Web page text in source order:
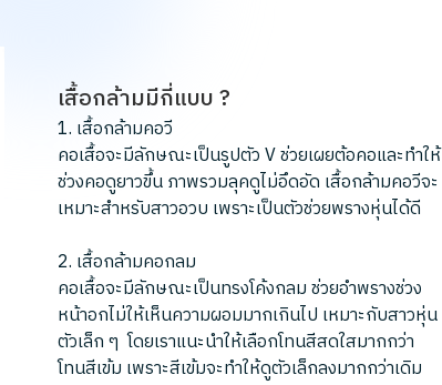
เสื้อกล้ามมีกี่แบบ ?
1. เสื้อกล้ามคอวี
คอเสื้อจะมีลักษณะเป็นรูปตัว V ช่วยเผยต้อคอและทำให้
ช่วงคอดูยาวขึ้น ภาพรวมลุคดูไม่อึดอัด เสื้อกล้ามคอวีจะ
เหมาะสำหรับสาวอวบ เพราะเป็นตัวช่วยพรางหุ่นได้ดี
2. เสื้อกล้ามคอกลม
คอเสื้อจะมีลักษณะเป็นทรงโค้งกลม ช่วยอำพรางช่วง
หน้าอกไม่ให้เห็นความผอมมากเกินไป เหมาะกับสาวหุ่น
ตัวเล็ก ๆ โดยเราแนะนำให้เลือกโทนสีสดใสมากกว่า
โทนสีเข้ม เพราะสีเข้มจะทำให้ดูตัวเล็กลงมากกว่าเดิม